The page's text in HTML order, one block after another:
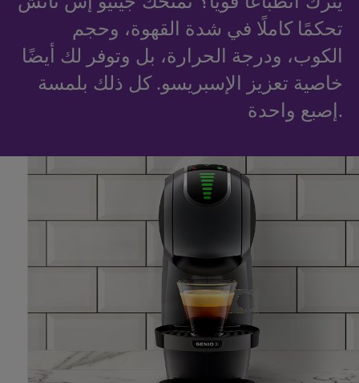
تحكمًا كاملًا في شدة القهوة، وحجم
الكوب، ودرجة الحرارة، بل وتوفر لك أيضًا
خاصية تعزيز الإسبريسو. كل ذلك بلمسة
إصبع واحدة.